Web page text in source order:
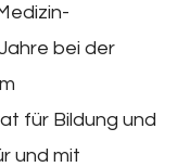
bei der
für Bildung und
und mit